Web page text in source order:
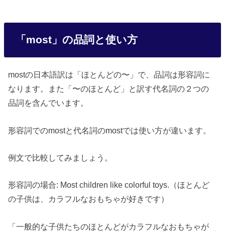
「most」の品詞と使い方
mostの日本語訳は「ほとんどの〜」で、品詞は形容詞に
なります。また「〜のほとんど」と訳す代名詞の２つの
品詞を含んでいます。
形容詞でのmostと代名詞のmostでは使い方が違います。
例文で比較してみましょう。
形容詞の場合: Most children like colorful toys.（ほとんど
の子供は、カラフルなおもちゃが好きです）
「一般的な子供たちのほとんどがカラフルなおもちゃが